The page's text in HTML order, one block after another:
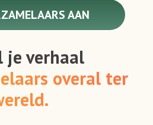
AAN
je verhaal
overal ter